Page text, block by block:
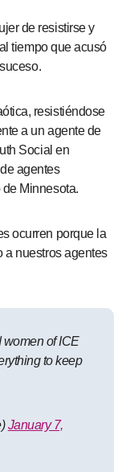
de resistirse y
tiempo que acusó
resistiéndose
a un agente de
Social en
agentes
Minnesota.
ocurren porque la
a nuestros agentes
women of ICE
to keep
January 7,